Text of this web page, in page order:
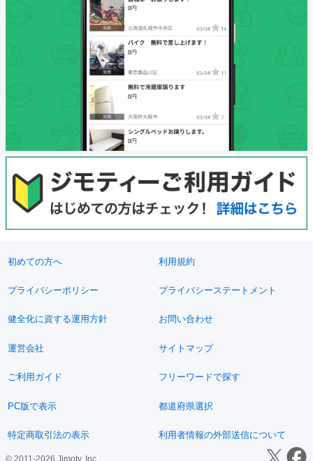
初めての方へ 利用規約
プライバシーポリシー プライバシーステートメント
健全化に資する運用方針 お問い合わせ
運営会社 サイトマップ
ご利用ガイド フリーワードで探す
PC版で表示 都道府県選択
特定商取引法の表示 利用者情報の外部送信について
© 2011-2026 Jimoty, Inc.